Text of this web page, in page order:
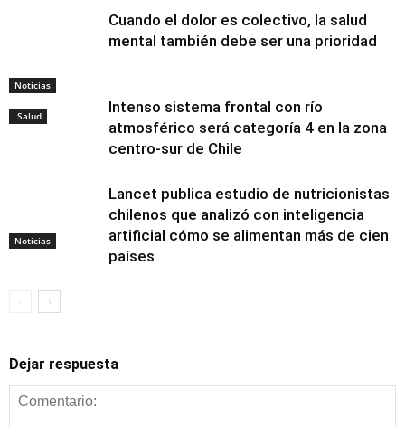
Noticias
Salud
Cuando el dolor es colectivo, la salud
mental también debe ser una prioridad
Noticias
Intenso sistema frontal con río
atmosférico será categoría 4 en la zona
centro-sur de Chile
Alimentación y
nutrición
Lancet publica estudio de nutricionistas
chilenos que analizó con inteligencia
artificial cómo se alimentan más de cien
países
Dejar respuesta